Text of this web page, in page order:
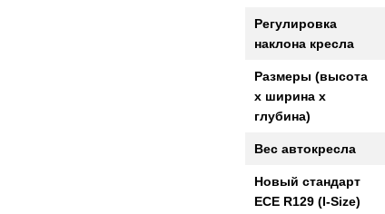
Регулировка
наклона кресла
Размеры (высота
x ширина x
глубина)
Вес автокресла
Новый стандарт
ECE R129 (I-Size)